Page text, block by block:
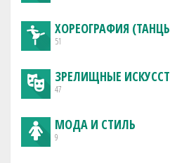
ХОРЕОГРАФИЯ
51
ЗРЕЛИЩНЫЕ
47
МОДА И СТИЛЬ
9